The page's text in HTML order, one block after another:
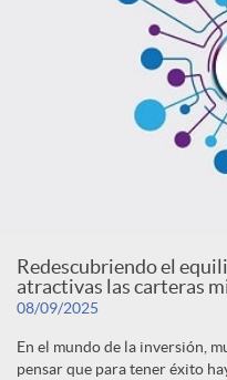
Redescubriendo el
atractivas las carteras
08/09/2025
En el mundo de la inversión,
pensar que para tener éxito